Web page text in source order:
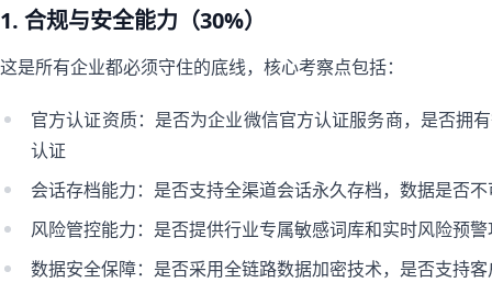
1. 合规与安全能力（30%）
这是所有企业都必须守住的底线，核心考察点包括：
官方认证资质：是否为企业微信官方认证服务商，是否拥
认证
会话存档能力：是否支持全渠道会话永久存档，数据是否
风险管控能力：是否提供行业专属敏感词库和实时风险预
数据安全保障：是否采用全链路数据加密技术，是否支持